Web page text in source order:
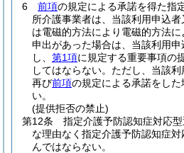
6
前項の規定による承諾を得た指
所介護事業者は、当該利用申込
は電磁的方法により電磁的方法
申出があった場合は、当該利用
し、 第1項に規定する重要事項の
してはならない。 ただし、当該
再び前項の規定による承諾をし
い。
(提供拒否の禁止)
第12条
指定介護予防認知症対応
な理由なく指定介護予防認知症
んではならない。